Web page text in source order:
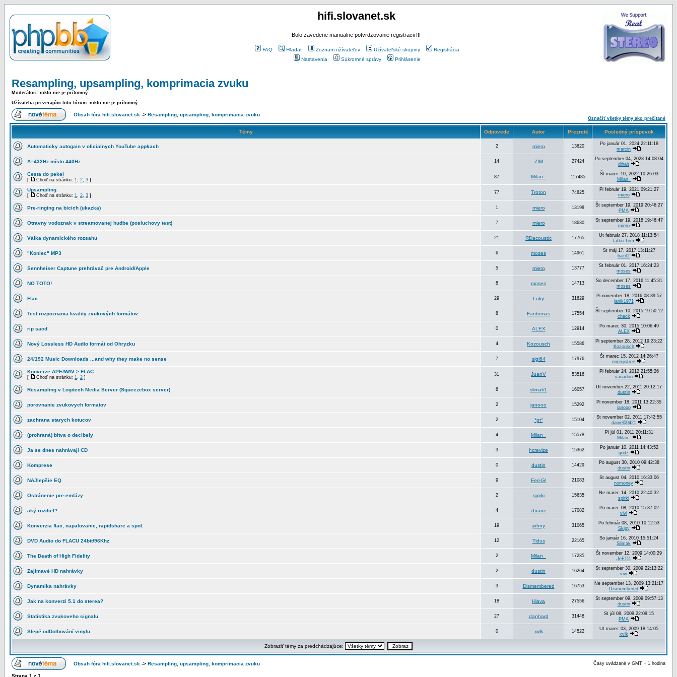
hifi.slovanet.sk
Bolo zavedene manualne potvrdzovanie registracii !!!
FAQ Hľadať Zoznam užívateľov Užívateľské skupiny
Registrácia
Nastavenia
Súkromné správy Prihlásenie
Resampling, upsampling, komprimacia zvuku
Moderátori: nikto nie je prítomný
Užívatelia prezerajúci toto fórum: nikto nie je prítomný
Obsah fóra hifi.slovanet.sk -> Resampling, upsampling, komprimacia zvuku
Označiť všetky témy ako prečítané
Témy Odpovede Autor Prezreté Posledný príspevok
Automaticky autogain v oficialnych YouTube appkach 2 miero 13620
Po január 01, 2024 22:11:18
marcin
A=432Hz místo 440Hz 14 ZIM 27424
Po september 04, 2023 14:08:04
dihalt
Cesta do pekel
[ Choď na stránku: 1, 2, 3 ]
87 Milan_ 117485
Št marec 10, 2022 10:26:03
Milan_
Upsampling
[ Choď na stránku: 1, 2, 3 ]
77 Troton 74825
Pi február 19, 2021 09:21:27
miero
Pre-ringing na bicich (ukazka) 1 miero 13198
Št september 19, 2019 20:46:27
PMA
Otravny vodoznak v streamovanej hudbe (posluchovy test) 7 miero 18630
St september 19, 2018 19:46:47
miero
Válka dynamického rozsahu 21 RDacoustic 17765
Ut február 27, 2018 11:13:54
tatko Tom
"Koniec" MP3 6 moses 14961
St máj 17, 2017 13:11:27
bacil2
Sennheiser Captune prehrávač pre Android/Apple 5 miero 13777
St február 01, 2017 16:24:23
moses
NO TOTO! 8 moses 14713
So december 17, 2016 11:45:31
moses
Flac 29 Luky 31629
Pi november 18, 2016 08:39:57
janik1971
Test rozpoznania kvality zvukových formátov 8 Fantomas 17554
Št september 10, 2015 19:50:12
check
rip sacd 0 ALEX 12914
Po marec 30, 2015 10:06:49
ALEX
Nový Lossless HD Audio formát od Ohryzku 4 Kozousch 15586
Pi september 28, 2012 19:23:22
Kozousch
24/192 Music Downloads ...and why they make no sense 7 sigi64 17976
Št marec 15, 2012 14:26:47
enregistree
Konverze APE/WAV > FLAC
[ Choď na stránku: 1, 2 ]
31 JuanV 53516
Pi február 24, 2012 21:55:26
vanadoo
Resampling v Logitech Media Server (Squeezebox server) 6 slimak1 16057
Ut november 22, 2011 20:12:17
dustin
porovnanie zvukovych formatov 2 janooo 15292
Pi november 18, 2011 13:22:35
janooo
zachrana starych kotucov 2 *pt* 15104
St november 02, 2011 17:42:55
daniel00421
(prohraná) bitva o decibely 4 Milan_ 15578
Pi júl 01, 2011 20:11:31
Milan_
Ja se dnes nahrávají CD 3 hcrevize 15362
Po január 10, 2011 14:43:52
godz
Komprese 0 dustin 14429
Po august 30, 2010 09:42:38
dustin
NAJlepšie EQ 9 Feri-G! 21083
St august 04, 2010 16:33:06
nomoney
Ostránenie pre-emfázy 2 spirki 15635
Ne marec 14, 2010 22:40:32
spirki
aký rozdiel? 4 zbrane 17082
Po marec 08, 2010 15:37:02
vivi
Konverzia flac, napalovanie, rapidshare a spol. 19 johny 31065
Po február 08, 2010 10:12:53
Skipy
DVD Audio do FLACU 24bit/96Khz 12 Tidus 22165
So január 16, 2010 15:51:24
Slimak
The Death of High Fidelity 2 Milan_ 17235
Št november 12, 2009 14:00:29
JeF111
Zajímavé HD nahrávky 2 dustin 16264
St september 30, 2009 22:13:22
vivi
Dynamika nahrávky 3 Dismembered 16753
Ne september 13, 2009 13:21:17
Dismembered
Jak na konverzi 5.1 do sterea? 18 Hlava 27556
St september 09, 2009 09:57:13
dustin
Statistika zvukoveho signalu 27 danhard 31448
St júl 08, 2009 22:09:15
PMA
Slepé odDolbování vinylu 0 xvlk 14522
Ut marec 03, 2009 18:14:05
xvlk
Zobraziť témy za predchádzajúce:
Obsah fóra hifi.slovanet.sk -> Resampling, upsampling, komprimacia zvuku Časy uvádzané v GMT + 1 hodina
Strana 1 z 1